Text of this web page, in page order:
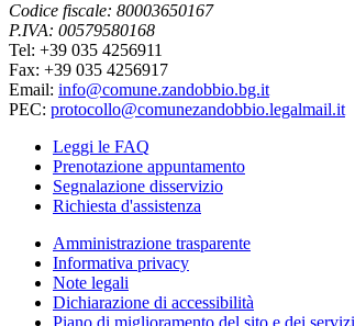
Codice fiscale: 80003650167
P.IVA: 00579580168
Tel: +39 035 4256911
Fax: +39 035 4256917
Email: info@comune.zandobbio.bg.it
PEC: protocollo@comunezandobbio.legalmail.it
Leggi le FAQ
Prenotazione appuntamento
Segnalazione disservizio
Richiesta d'assistenza
Amministrazione trasparente
Informativa privacy
Note legali
Dichiarazione di accessibilità